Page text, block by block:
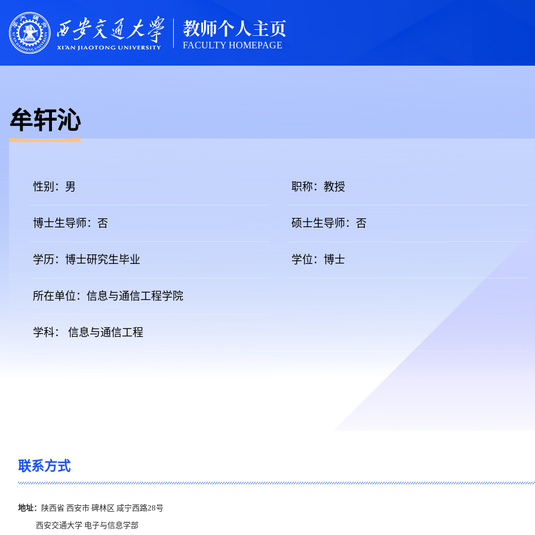
教师个人主页
FACULTY HOMEPAGE
牟轩沁
性别：男 职称：教授
博士生导师：否 硕士生导师：否
学历：博士研究生毕业 学位：博士
所在单位：信息与通信工程学院
学科： 信息与通信工程
联系方式
地址： 陕西省 西安市 碑林区 咸宁西路28号
西安交通大学 电子与信息学部